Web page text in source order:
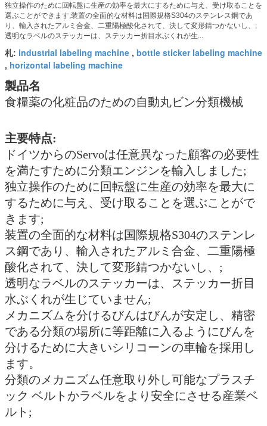
独立操作のために回転盤に生産の効率を最大にするために与え、受け取ることを
選ぶことができます;装置の全面的な材料は国際規格S304のステンレス鋼であ
り、輸入されたアルミ合金、二重陽極酸化されて、決して変形錆つかないし、;
透明なラベルのステッカーは、ステッカー折目水ぶくれが生...
札: industrial labeling machine , bottle sticker labeling machine
, horizontal labeling machine
製品名
食糧薬の化粧品のための自動丸ビン分類機械
主要特点:
ドイツからのServoは任意異なった顧客の必要性
を満たすために分類エンジンを輸入しました;
独立操作のために回転盤に生産の効率を最大に
するために与え、受け取ることを選ぶことがで
きます;
装置の全面的な材料は国際規格S304のステンレ
ス鋼であり、輸入されたアルミ合金、二重陽極
酸化されて、決して変形錆つかないし、;
透明なラベルのステッカーは、ステッカー折目
水ぶくれが生じていません;
メカニズムを分けるびんはびんが安定し、精密
である分類の場所に等距離に入るようにびんを
分けるために大きいシリコーンの車輪を採用し
ます。
分類のメカニズム任意取り外し可能なプラスチ
ック ベルトかラベルをより安全にさせる産業ベ
ルト;